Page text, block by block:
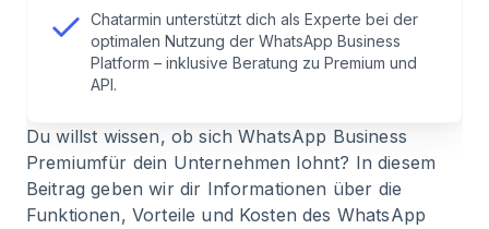
WhatsApp Business Premium vs. Standard App
– Wo liegt der Unterschied?
8.Lohnt sich WhatsApp Business Premium für
dein Unternehmen?
Chatarmin unterstützt dich als Experte bei der
optimalen Nutzung der WhatsApp Business
Platform – inklusive Beratung zu Premium und
API.
Du willst wissen, ob sich WhatsApp Business
Premiumfür dein Unternehmen lohnt? In diesem
Beitrag geben wir dir Informationen über die
Funktionen, Vorteile und Kosten des WhatsApp